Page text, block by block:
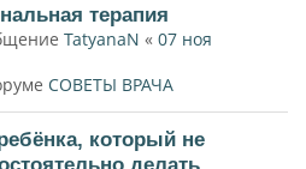
терапия
TatyanaN « 07 ноя
СОВЕТЫ ВРАЧА
который не
делать